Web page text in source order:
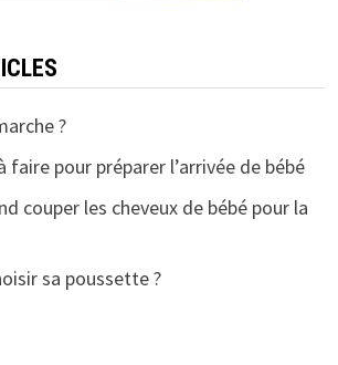
?
faire pour préparer l’arrivée de bébé
couper les cheveux de bébé pour la
sa poussette ?